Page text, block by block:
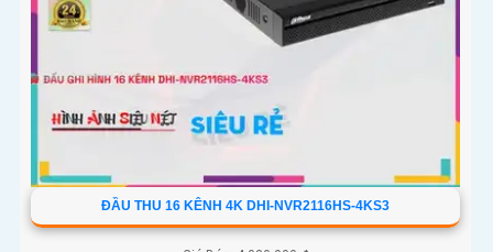
ĐẦU THU 16 KÊNH 4K DHI-NVR2116HS-4KS3